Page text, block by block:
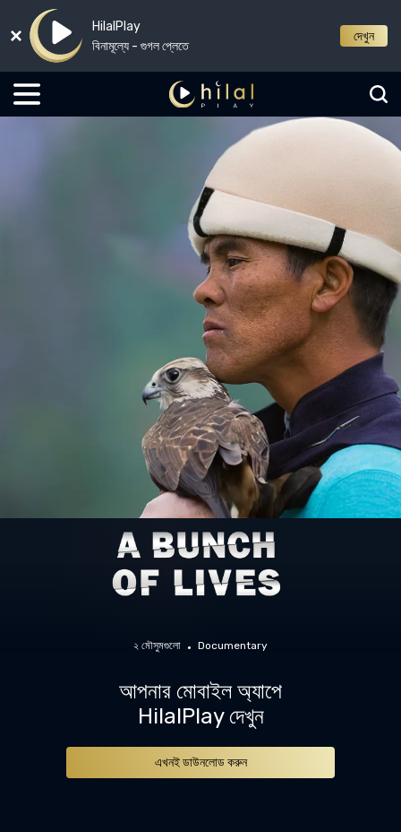
HilalPlay
বিনামূল্যে - গুগল প্লেতে
দেখুন
২ মৌসুমগুলো Documentary
আপনার মোবাইল অ্যাপে
HilalPlay দেখুন
এখনই ডাউনলোড করুন